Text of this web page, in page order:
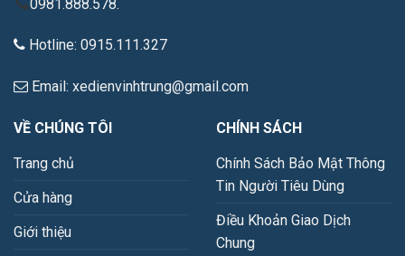
0981.888.578.
Hotline: 0915.111.327
Email: xedienvinhtrung@gmail.com
VỀ CHÚNG TÔI
Trang chủ
Cửa hàng
Giới thiệu
CHÍNH SÁCH
Chính Sách Bảo Mật Thông
Tin Người Tiêu Dùng
Điều Khoản Giao Dịch
Chung